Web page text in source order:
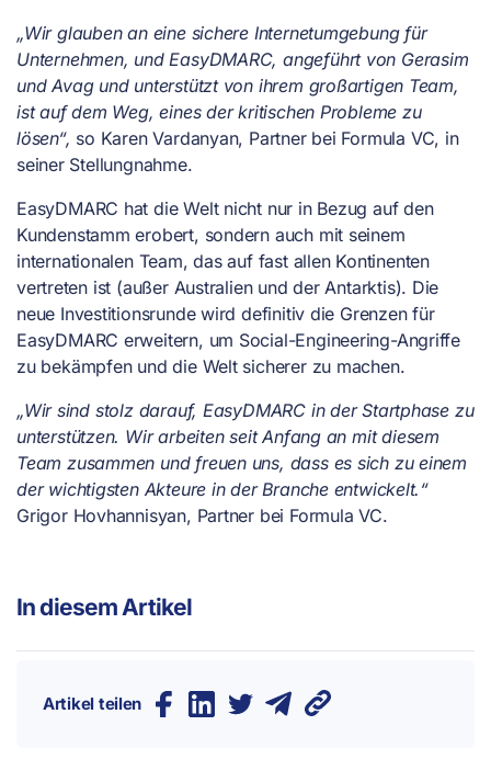
„Wir glauben an eine sichere Internetumgebung für
Unternehmen, und EasyDMARC, angeführt von Gerasim
und Avag und unterstützt von ihrem großartigen Team,
ist auf dem Weg, eines der kritischen Probleme zu
lösen“, so Karen Vardanyan, Partner bei Formula VC, in
seiner Stellungnahme.
EasyDMARC hat die Welt nicht nur in Bezug auf den
Kundenstamm erobert, sondern auch mit seinem
internationalen Team, das auf fast allen Kontinenten
vertreten ist (außer Australien und der Antarktis). Die
neue Investitionsrunde wird definitiv die Grenzen für
EasyDMARC erweitern, um Social-Engineering-Angriffe
zu bekämpfen und die Welt sicherer zu machen.
„Wir sind stolz darauf, EasyDMARC in der Startphase zu
unterstützen. Wir arbeiten seit Anfang an mit diesem
Team zusammen und freuen uns, dass es sich zu einem
der wichtigsten Akteure in der Branche entwickelt.“
Grigor Hovhannisyan, Partner bei Formula VC.
In diesem Artikel
Artikel teilen